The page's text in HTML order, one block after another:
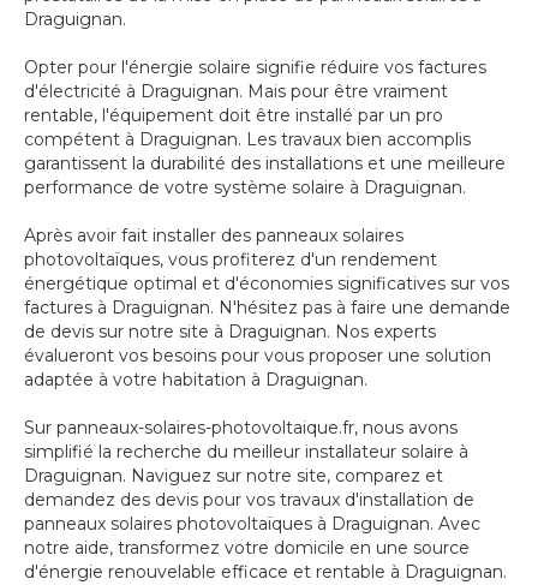
Draguignan.
Opter pour l'énergie solaire signifie réduire vos factures
d'électricité à Draguignan. Mais pour être vraiment
rentable, l'équipement doit être installé par un pro
compétent à Draguignan. Les travaux bien accomplis
garantissent la durabilité des installations et une meilleure
performance de votre système solaire à Draguignan.
Après avoir fait installer des panneaux solaires
photovoltaïques, vous profiterez d'un rendement
énergétique optimal et d'économies significatives sur vos
factures à Draguignan. N'hésitez pas à faire une demande
de devis sur notre site à Draguignan. Nos experts
évalueront vos besoins pour vous proposer une solution
adaptée à votre habitation à Draguignan.
Sur panneaux-solaires-photovoltaique.fr, nous avons
simplifié la recherche du meilleur installateur solaire à
Draguignan. Naviguez sur notre site, comparez et
demandez des devis pour vos travaux d'installation de
panneaux solaires photovoltaïques à Draguignan. Avec
notre aide, transformez votre domicile en une source
d'énergie renouvelable efficace et rentable à Draguignan.